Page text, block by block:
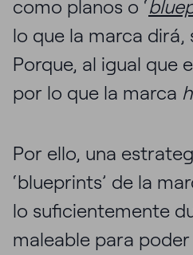
como planos o ‘
lo que la marca dirá,
Porque, al igual que
por lo que la marca
Por ello, una
‘blueprints’ de la
lo suficientemente
maleable para